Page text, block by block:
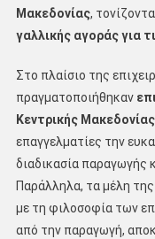
Μακεδονίας,
γαλλικής αγοράς για
Στο πλαίσιο της
πραγματοποιήθηκαν
Κεντρικής Μακεδονίας
επαγγελματίες την
διαδικασία παραγωγής
Παράλληλα, τα μέλη
με τη φιλοσοφία των
από την παραγωγή,